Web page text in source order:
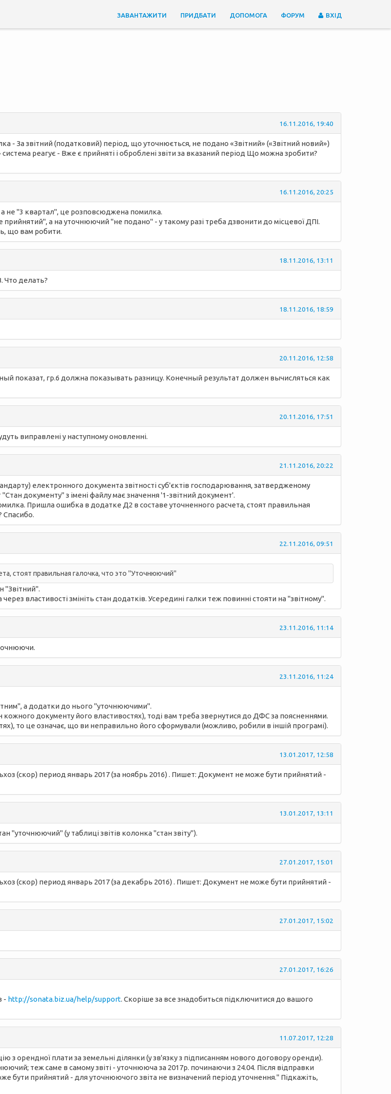
ЗАВАНТАЖИТИ ПРИДБАТИ ДОПОМОГА ФОРУМ ВХІД
16.11.2016, 19:40
- За звітний (податковий) період, що уточнюється, не подано «Звітний» («Звітний новий»)
реагує - Вже є прийняті і оброблені звіти за вказаний період Що можна зробити?
16.11.2016, 20:25
а не "3 квартал", це розповсюджена помилка.
а на уточнюючий "не подано" - у такому разі треба дзвонити до місцевої ДПІ.
що вам робити.
18.11.2016, 13:11
Что делать?
18.11.2016, 18:59
20.11.2016, 12:58
показат, гр.6 должна показывать разницу. Конечный результат должен вычисляться как
20.11.2016, 17:51
виправлені у наступному оновленні.
21.11.2016, 20:22
електронного документа звітності суб'єктів господарювання, затвердженому
"Стан документу" з імені файлу має значення '1-звітний документ'.
Пришла ошибка в додатке Д2 в составе уточненного расчета, стоят правильная
Спасибо.
22.11.2016, 09:51
стоят правильная галочка, что это "Уточнюючий"
"Звітний".
властивості змініть стан додатків. Усередині галки теж повинні стояти на "звітному".
23.11.2016, 11:14
23.11.2016, 11:24
а додатки до нього "уточнюючими".
кожного документу його властивостях), тоді вам треба звернутися до ДФС за поясненнями.
то це означає, що ви неправильно його сформували (можливо, робили в іншій програмі).
13.01.2017, 12:58
(скор) период январь 2017 (за ноябрь 2016) . Пишет: Документ не може бути прийнятий -
13.01.2017, 13:11
"уточнюючий" (у таблиці звітів колонка "стан звіту").
27.01.2017, 15:01
(скор) период январь 2017 (за декабрь 2016) . Пишет: Документ не може бути прийнятий -
27.01.2017, 15:02
27.01.2017, 16:26
- http://sonata.biz.ua/help/support. Скоріше за все знадобиться підключитися до вашого
11.07.2017, 12:28
орендної плати за земельні ділянки (у зв'язку з підписанням нового договору оренди).
теж саме в самому звіті - уточнююча за 2017р. починаючи з 24.04. Після відправки
бути прийнятий - для уточнюючого звіта не визначений період уточнення." Підкажіть,